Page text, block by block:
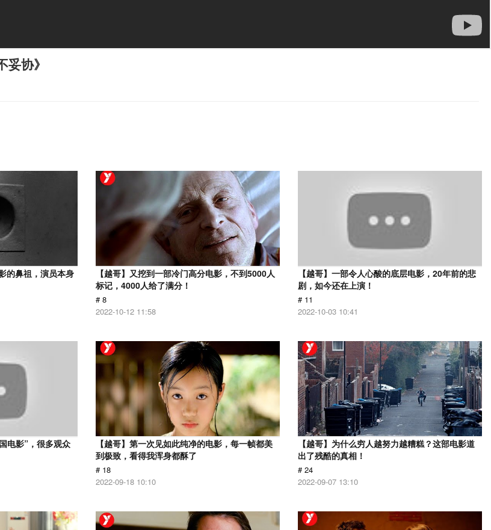
协》
的鼻祖，演员本身
【越哥】又挖到一部冷门高分电影，不到5000人
标记，4000人给了满分！
# 8
2022-10-12 11:58
【越哥】一部令人心酸的底层电影，20年前的悲
剧，如今还在上演！
# 11
2022-10-03 10:41
电影”，很多观众
【越哥】第一次见如此纯净的电影，每一帧都美
到极致，看得我浑身都酥了
# 18
2022-09-18 10:10
【越哥】为什么穷人越努力越糟糕？这部电影道
出了残酷的真相！
# 24
2022-09-07 13:10